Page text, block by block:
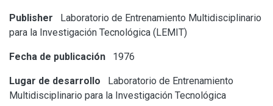
Publisher
Laboratorio de Entrenamiento Multidisciplinario
para la Investigación Tecnológica (LEMIT)
Fecha de publicación 1976
Lugar de desarrollo
Laboratorio de Entrenamiento
Multidisciplinario para la Investigación Tecnológica